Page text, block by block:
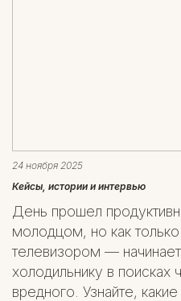
24 ноября 2025
Кейсы, истории и интервью
День прошел
молодцом, но как
телевизором —
холодильнику в поисках
вредного. Узнайте,